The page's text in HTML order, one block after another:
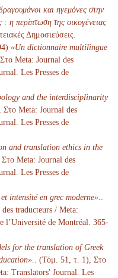
και ηγεμόνες στην
η περίπτωση της οικογένειας
Δημοσιεύσεις.
«Un dictionnaire multilingue
Meta: Journal des
Les Presses de
and the interdisciplinarity
Στο Meta: Journal des
Les Presses de
and translation ethics in the
Meta: Journal des
Les Presses de
intensité en grec moderne».
traducteurs / Meta:
l’Université de Montréal. 365-
for the translation of Greek
. (Τόμ. 51, τ. 1), Στο
Translators' Journal. Les